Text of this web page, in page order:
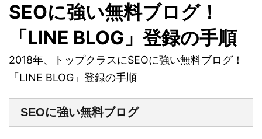
SEOに強い無料ブログ！
「LINE BLOG」登録の手順
2018年、トップクラスにSEOに強い無料ブログ！
「LINE BLOG」登録の手順
SEOに強い無料ブログ